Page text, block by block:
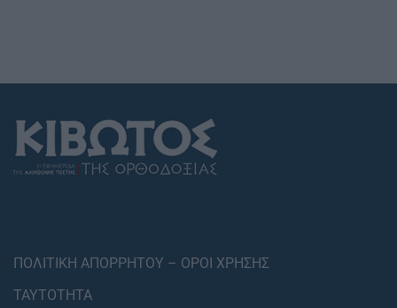
ΠΟΛΙΤΙΚΗ ΑΠΟΡΡΗΤΟΥ – ΟΡΟΙ ΧΡΗΣΗΣ
ΤΑΥΤΟΤΗΤΑ